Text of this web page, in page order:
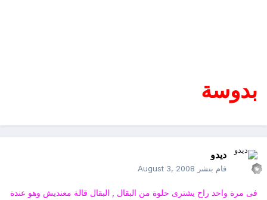
بدوسة
ديدو
قام بنشر August 3, 2008
فى مرة واحد راح يشترى حلوة من البقال , البقال قالة معنديش وهو عندة